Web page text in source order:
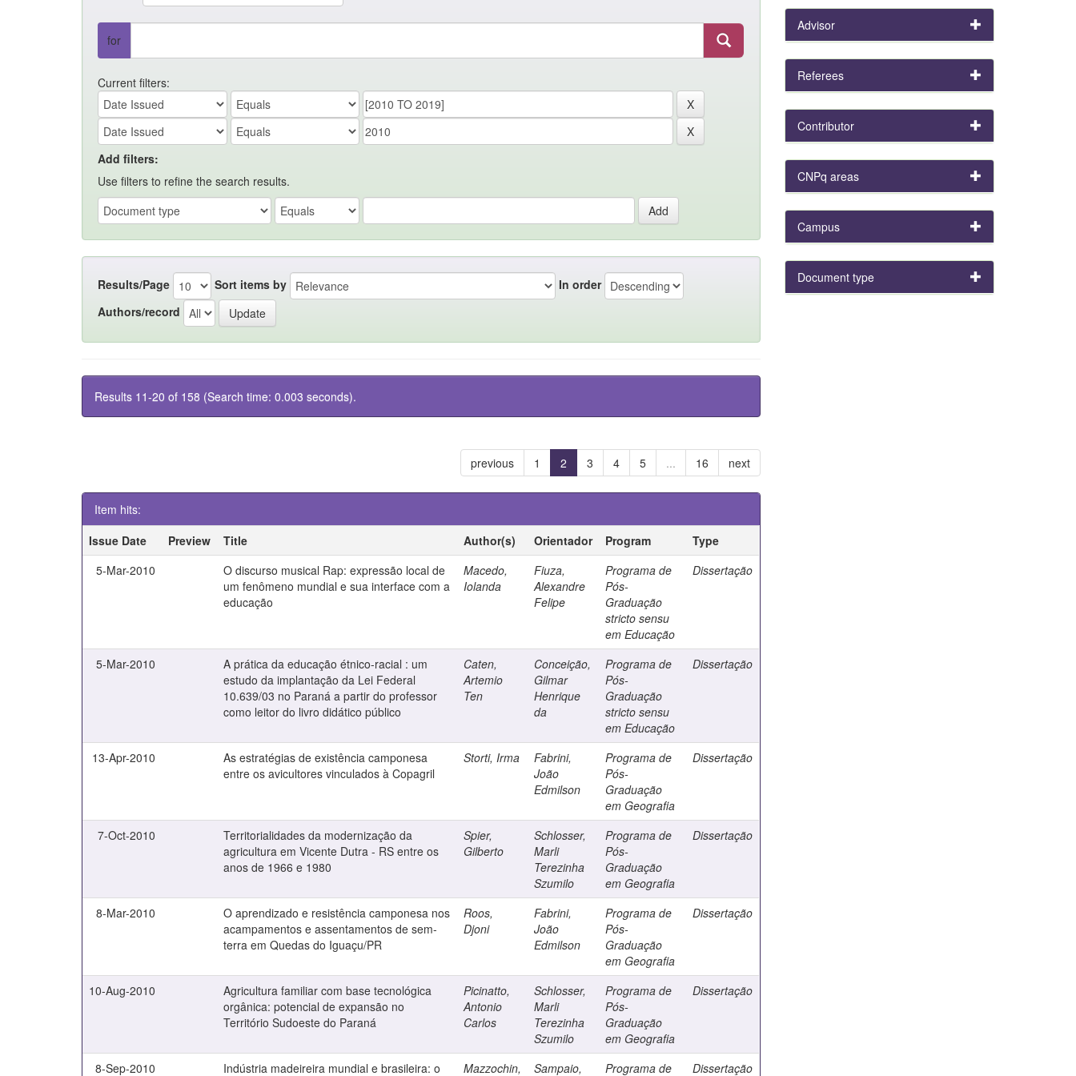
for
Current filters:
Add filters:
Use filters to refine the search results.
Results/Page Sort items by
In order
Authors/record
Results 11-20 of 158 (Search time: 0.003 seconds).
previous 1 2 3 4 5 ... 16 next
Item hits:
Issue Date
Preview Title Author(s) Orientador Program
Type
5-Mar-2010
O discurso musical Rap: expressão local de
um fenômeno mundial e sua interface com a
educação
Macedo,
Iolanda
Fiuza,
Alexandre
Felipe
Programa de
Pós-
Graduação
stricto sensu
em Educação
Dissertação
5-Mar-2010
A prática da educação étnico-racial : um
estudo da implantação da Lei Federal
10.639/03 no Paraná a partir do professor
como leitor do livro didático público
Caten,
Artemio
Ten
Conceição,
Gilmar
Henrique
da
Programa de
Pós-
Graduação
stricto sensu
em Educação
Dissertação
13-Apr-2010
As estratégias de existência camponesa
entre os avicultores vinculados à Copagril
Storti, Irma
Fabrini,
João
Edmilson
Programa de
Pós-
Graduação
em Geografia
Dissertação
7-Oct-2010
Territorialidades da modernização da
agricultura em Vicente Dutra - RS entre os
anos de 1966 e 1980
Spier,
Gilberto
Schlosser,
Marli
Terezinha
Szumilo
Programa de
Pós-
Graduação
em Geografia
Dissertação
8-Mar-2010
O aprendizado e resistência camponesa nos
acampamentos e assentamentos de sem-
terra em Quedas do Iguaçu/PR
Roos,
Djoni
Fabrini,
João
Edmilson
Programa de
Pós-
Graduação
em Geografia
Dissertação
10-Aug-2010
Agricultura familiar com base tecnológica
orgânica: potencial de expansão no
Território Sudoeste do Paraná
Picinatto,
Antonio
Carlos
Schlosser,
Marli
Terezinha
Szumilo
Programa de
Pós-
Graduação
em Geografia
Dissertação
8-Sep-2010
Indústria madeireira mundial e brasileira: o
Mazzochin,
Sampaio,
Programa de
Dissertação
Advisor
Referees
Contributor
CNPq areas
Campus
Document type